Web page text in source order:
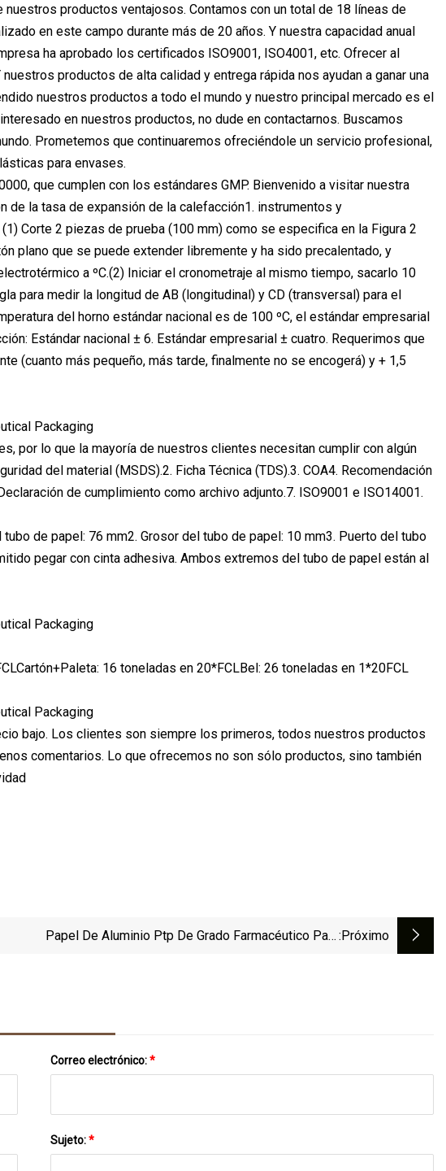
productos ventajosos. Contamos con un total de 18 líneas de
en este campo durante más de 20 años. Y nuestra capacidad anual
ha aprobado los certificados ISO9001, ISO4001, etc. Ofrecer al
productos de alta calidad y entrega rápida nos ayudan a ganar una
nuestros productos a todo el mundo y nuestro principal mercado es el
en nuestros productos, no dude en contactarnos. Buscamos
Prometemos que continuaremos ofreciéndole un servicio profesional,
para envases.
que cumplen con los estándares GMP. Bienvenido a visitar nuestra
la tasa de expansión de la calefacción1. instrumentos y
Corte 2 piezas de prueba (100 mm) como se especifica en la Figura 2
plano que se puede extender libremente y ha sido precalentado, y
a ºC.(2) Iniciar el cronometraje al mismo tiempo, sacarlo 10
para medir la longitud de AB (longitudinal) y CD (transversal) para el
del horno estándar nacional es de 100 ºC, el estándar empresarial
Estándar nacional ± 6. Estándar empresarial ± cuatro. Requerimos que
(cuanto más pequeño, más tarde, finalmente no se encogerá) y + 1,5
por lo que la mayoría de nuestros clientes necesitan cumplir con algún
del material (MSDS).2. Ficha Técnica (TDS).3. COA4. Recomendación
de cumplimiento como archivo adjunto.7. ISO9001 e ISO14001.
de papel: 76 mm2. Grosor del tubo de papel: 10 mm3. Puerto del tubo
pegar con cinta adhesiva. Ambos extremos del tubo de papel están al
16 toneladas en 20*FCLBel: 26 toneladas en 1*20FCL
bajo. Los clientes son siempre los primeros, todos nuestros productos
comentarios. Lo que ofrecemos no son sólo productos, sino también
Papel De Aluminio Ptp De Grado Farmacéutico Para :próximo
Correo electrónico:*
Sujeto:*